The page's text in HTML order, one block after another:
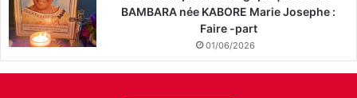
BAMBARA née KABORE Marie Josephe :
Faire -part
01/06/2026